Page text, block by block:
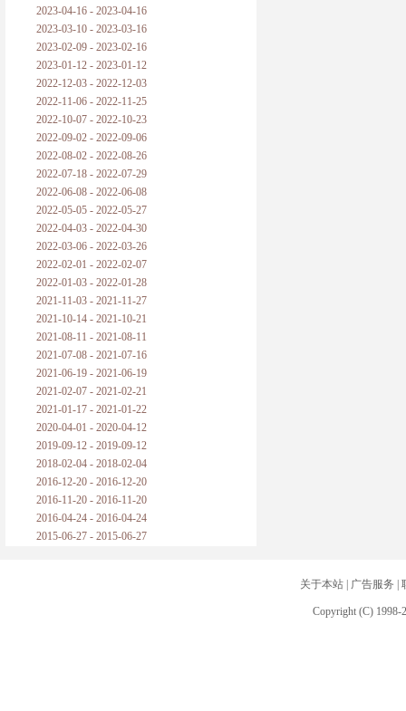
2023-04-16 - 2023-04-16
2023-03-10 - 2023-03-16
2023-02-09 - 2023-02-16
2023-01-12 - 2023-01-12
2022-12-03 - 2022-12-03
2022-11-06 - 2022-11-25
2022-10-07 - 2022-10-23
2022-09-02 - 2022-09-06
2022-08-02 - 2022-08-26
2022-07-18 - 2022-07-29
2022-06-08 - 2022-06-08
2022-05-05 - 2022-05-27
2022-04-03 - 2022-04-30
2022-03-06 - 2022-03-26
2022-02-01 - 2022-02-07
2022-01-03 - 2022-01-28
2021-11-03 - 2021-11-27
2021-10-14 - 2021-10-21
2021-08-11 - 2021-08-11
2021-07-08 - 2021-07-16
2021-06-19 - 2021-06-19
2021-02-07 - 2021-02-21
2021-01-17 - 2021-01-22
2020-04-01 - 2020-04-12
2019-09-12 - 2019-09-12
2018-02-04 - 2018-02-04
2016-12-20 - 2016-12-20
2016-11-20 - 2016-11-20
2016-04-24 - 2016-04-24
2015-06-27 - 2015-06-27
关于本站| 广告服务
Copyright (C) 1998-